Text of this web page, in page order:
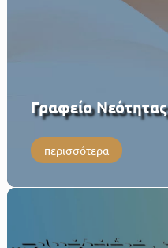
Γραφείο Νεότητας
περισσότερα